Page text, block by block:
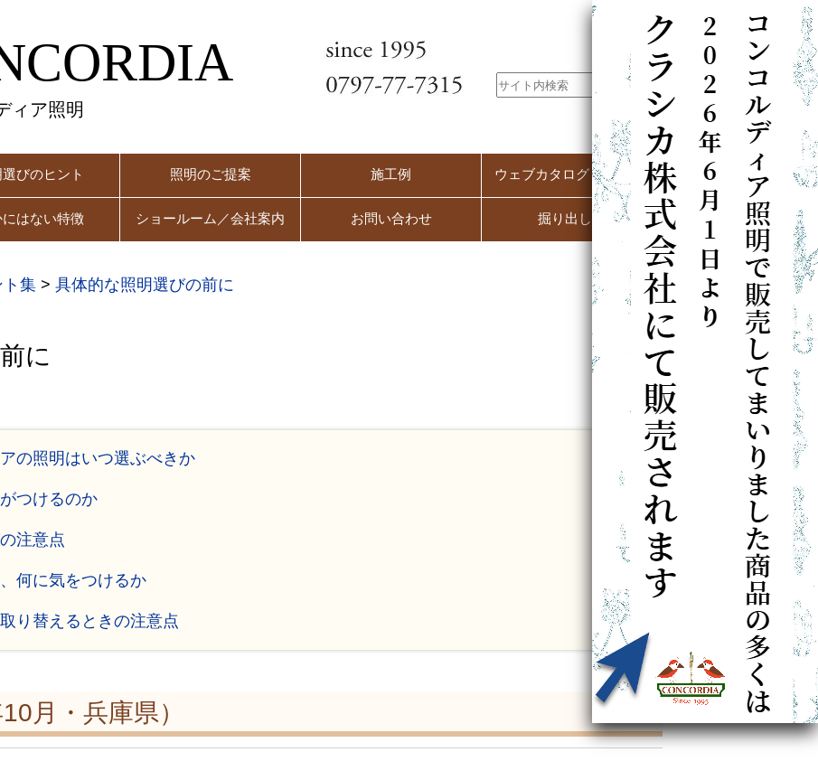
ィア照明
びのヒント 照明のご提案 施工例 ウェブカタログ（PC用）
はない特徴 ショールーム／会社案内 お問い合わせ 掘り出し市
ト集 > 具体的な照明選びの前に
に
の照明はいつ選ぶべきか
つけるのか
注意点
何に気をつけるか
り替えるときの注意点
月・兵庫県）